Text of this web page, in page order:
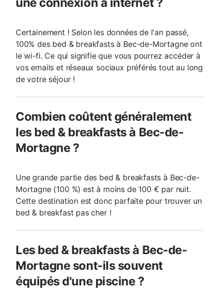
Certainement ! Selon les données de l'an passé,
100% des bed & breakfasts à Bec-de-Mortagne ont
le wi-fi. Ce qui signifie que vous pourrez accéder à
vos emails et réseaux sociaux préférés tout au long
de votre séjour !
Combien coûtent généralement
les bed & breakfasts à Bec-de-
Mortagne ?
Une grande partie des bed & breakfasts à Bec-de-
Mortagne (100 %) est à moins de 100 € par nuit.
Cette destination est donc parfaite pour trouver un
bed & breakfast pas cher !
Les bed & breakfasts à Bec-de-
Mortagne sont-ils souvent
équipés d'une piscine ?